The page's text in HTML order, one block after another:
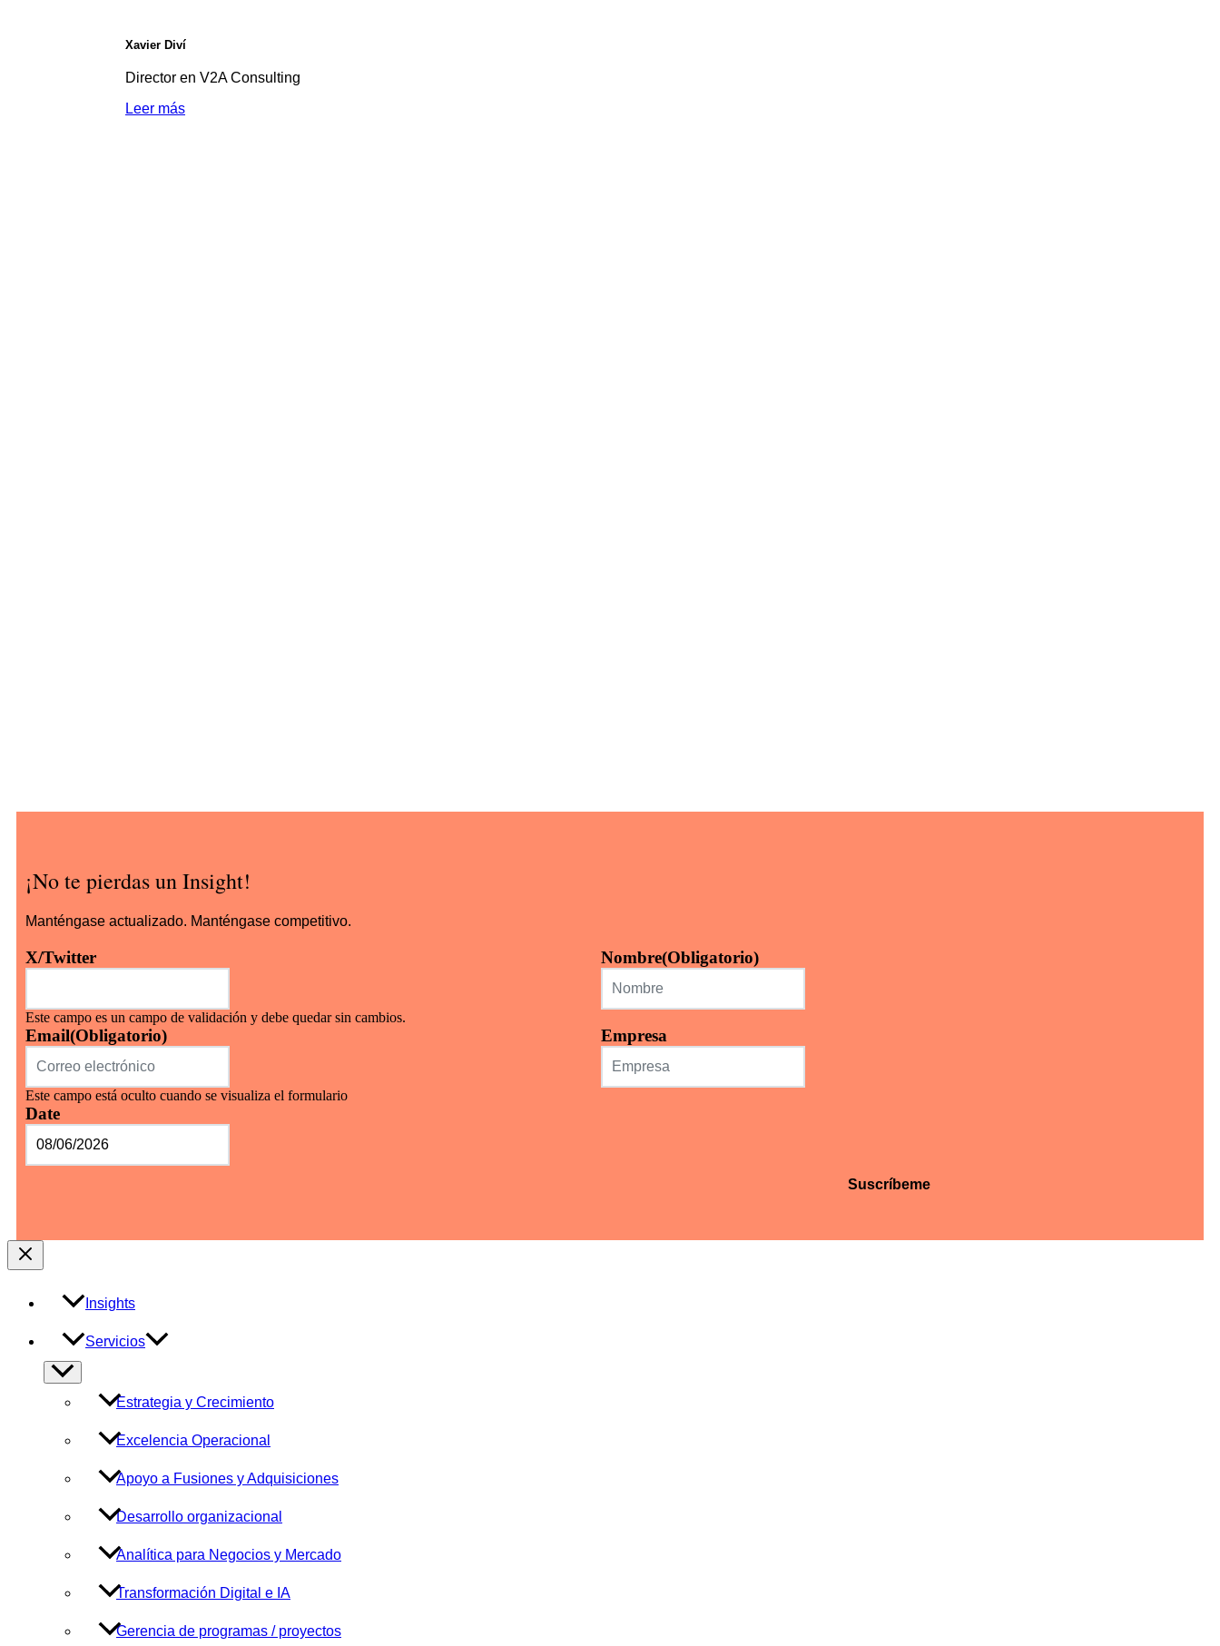
Xavier Diví
Director en V2A Consulting
Leer más
¡No te pierdas un Insight!
Manténgase actualizado. Manténgase competitivo.
X/Twitter
Este campo es un campo de validación y debe quedar sin cambios.
Nombre(Obligatorio)
Email(Obligatorio) Empresa
Este campo está oculto cuando se visualiza el formulario
Date
DD
Insights
Servicios
Alternar
menú
Estrategia y Crecimiento
Excelencia Operacional
Apoyo a Fusiones y Adquisiciones
Desarrollo organizacional
Analítica para Negocios y Mercado
Transformación Digital e IA
Gerencia de programas / proyectos